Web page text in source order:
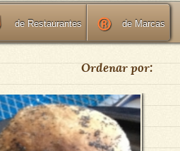
de Restaurantes de Marcas
Ordenar por: